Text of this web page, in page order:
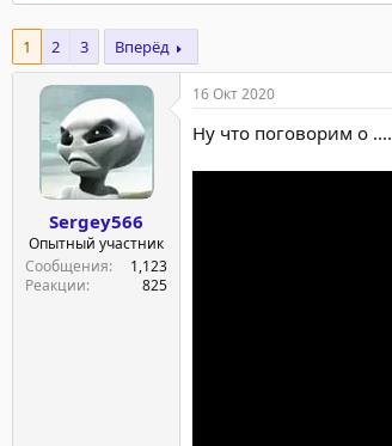
1 2 3 Вперёд
Sergey566
Опытный участник
Сообщения
1,123
Реакции
825
16 Окт 2020
Ну что поговорим о